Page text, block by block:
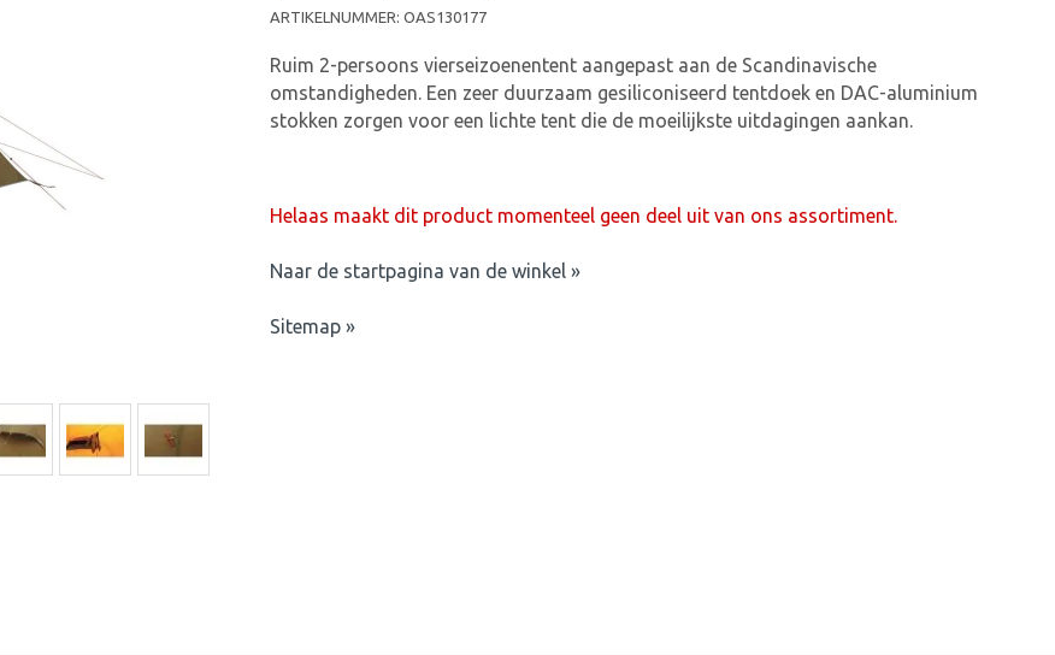
ARTIKELNUMMER: OAS130177
Ruim 2-persoons vierseizoenentent aangepast aan de Scandinavische
omstandigheden. Een zeer duurzaam gesiliconiseerd tentdoek en DAC-aluminium
stokken zorgen voor een lichte tent die de moeilijkste uitdagingen aankan.
Helaas maakt dit product momenteel geen deel uit van ons assortiment.
Naar de startpagina van de winkel »
Sitemap »